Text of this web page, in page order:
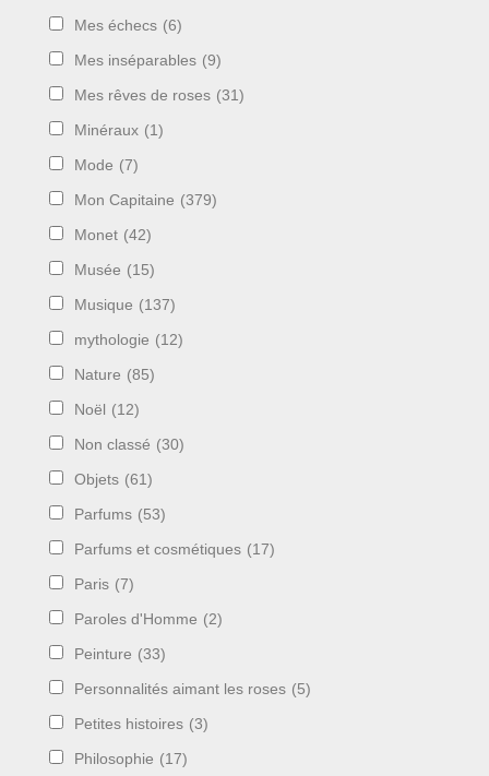
Mes échecs (6)
Mes inséparables (9)
Mes rêves de roses (31)
Minéraux (1)
Mode (7)
Mon Capitaine (379)
Monet (42)
Musée (15)
Musique (137)
mythologie (12)
Nature (85)
Noël (12)
Non classé (30)
Objets (61)
Parfums (53)
Parfums et cosmétiques (17)
Paris (7)
Paroles d'Homme (2)
Peinture (33)
Personnalités aimant les roses (5)
Petites histoires (3)
Philosophie (17)